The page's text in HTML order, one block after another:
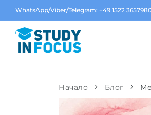
WhatsApp/Viber/Telegram: +49 1522
Начало Блог